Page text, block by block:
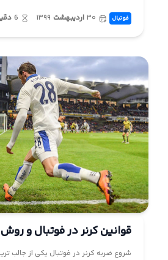
فوتبال ۳۰ اردیبهشت ۱۳۹۹ 6
قوانین کرنر در فوتبال و
شروع ضربه کرنر در فوتبال یکی از جالب